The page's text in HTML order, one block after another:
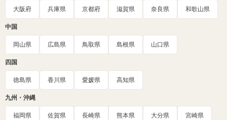
大阪府 兵庫県 京都府 滋賀県 奈良県 和歌山県
中国
岡山県 広島県 鳥取県 島根県 山口県
四国
徳島県 香川県 愛媛県 高知県
九州・沖縄
福岡県 佐賀県 長崎県 熊本県 大分県 宮崎県